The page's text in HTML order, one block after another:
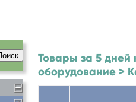
Товары за 5 дней
оборудование >